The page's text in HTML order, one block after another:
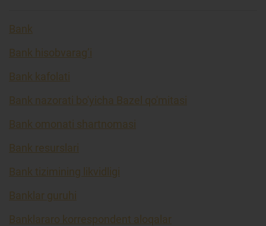
Bank
Bank hisobvarag’i
Bank kafolati
Bank nazorati bo'yicha Bazel qo'mitasi
Bank omonati shartnomasi
Bank resurslari
Bank tizimining likvidligi
Banklar guruhi
Banklararo korrespondent aloqalar